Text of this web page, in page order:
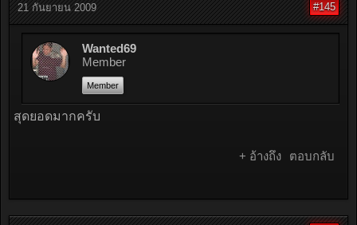
21 กันยายน 2009 #145
Wanted69
Member
Member
สุดยอดมากครับ
+ อ้างถึง ตอบกลับ